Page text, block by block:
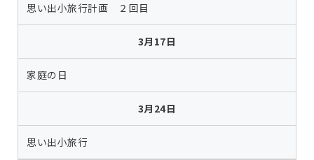
思い出小旅行計画 ２回目
3月17日
家庭の日
3月24日
思い出小旅行